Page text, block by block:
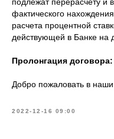
фактического
расчета процентной
действующей в Банке на
Пролонгация договора:
Добро пожаловать в
2022-12-16 09:00